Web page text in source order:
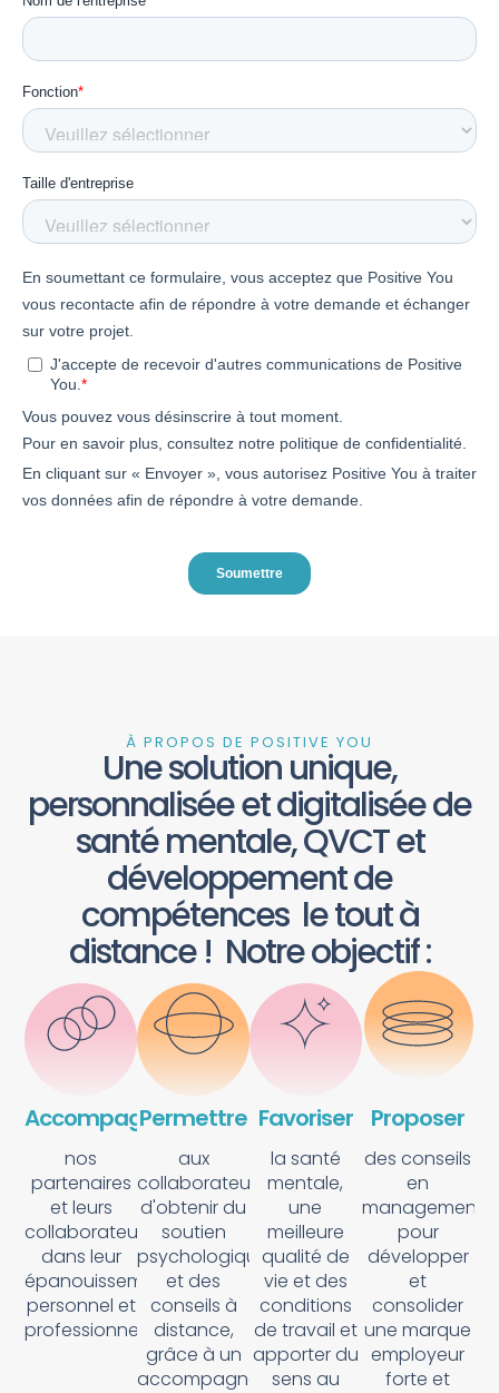
À PROPOS DE POSITIVE YOU
Une solution unique,
personnalisée et digitalisée de
santé mentale, QVCT et
développement de
compétences le tout à
distance ! Notre objectif :
Accompagner
nos
partenaires
et leurs
collaborateurs
dans leur
épanouissement
personnel et
professionnel
Permettre
aux
collaborateurs
d'obtenir du
soutien
psychologique
et des
conseils à
distance,
grâce à un
accompagnement
Favoriser
la santé
mentale,
une
meilleure
qualité de
vie et des
conditions
de travail et
apporter du
sens au
Proposer
des conseils
en
management
pour
développer
et
consolider
une marque
employeur
forte et